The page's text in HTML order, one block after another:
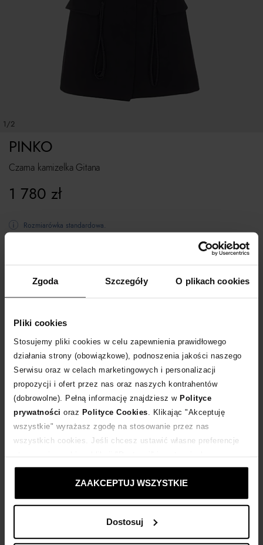
Zgoda Szczegóły O plikach cookies
Pliki cookies
Stosujemy pliki cookies w celu zapewnienia prawidłowego
działania strony (obowiązkowe), podnoszenia jakości naszego
Serwisu oraz w celach marketingowych i personalizacji
propozycji i ofert przez nas oraz naszych kontrahentów
(dobrowolne). Pełną informację znajdziesz w Polityce
prywatności oraz Polityce Cookies . Klikając "Akceptuję
wszystkie" wyrażasz zgodę na stosowanie przez nas
wszystkich cookies. Jeśli chcesz ustawić własne preferencje
ustawienia prywatności.
ZAAKCEPTUJ WSZYSTKIE
Dostosuj
1/2
Czarna kamizelka Gitana
PINKO
1 780 zł
Rozmiarówka standardowa.
WYBIERZ ROZMIAR
DODAJ DO KOSZYKA
Dostawa
14 dni na zwrot towaru
+356 punktów zyskujesz w Klubie Korzyści
Kup teraz, Zapłać później!
Produkt partnerskiMoliera2
Opis produktu